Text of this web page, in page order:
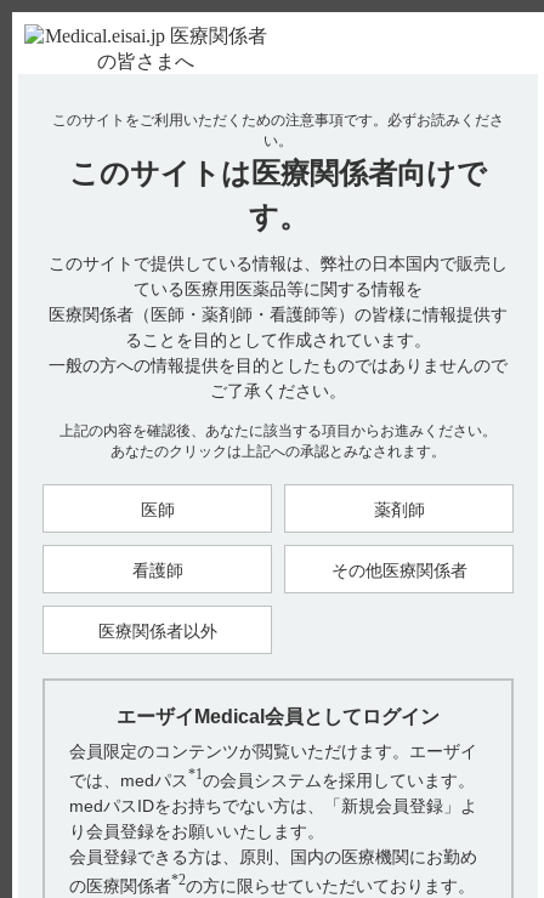
使用期限検索 Drug Information
No : 319
【フェロミア】 腎機能障害の患者に関する注意
事項を教えてください。
【フェロミア】
腎機能障害の患者に関する注意事項を教えてください。
電子添文には、腎機能障害の患者に関する注意事項は設定され
ていません。（引用1）
1）フェロミア錠50mg･顆粒8.3％電子添文2023年7月改訂（第1
版） 9．特定の背景を有する患者に関する注意
【更新年月】
関連するQ&A
【ベサコリン】 製品名の由来について教えてください。
【エクフィナ】 海外での承認状況及び発売国について教
えてください。
このサイトをご利用いただくための注意事項です。 必ずお読みくださ
い。
このサイトは 医療関係者向けで
す。
このサイトで提供している情報は、弊社の日本国内で販売し
ている医療用医薬品等に関する情報を
医療関係者（医師・薬剤師・看護師等）の皆様に情報提供す
ることを目的として作成されています。
一般の方への情報提供を目的としたものではありませんので
ご了承ください。
上記の内容を確認後、あなたに該当する項目からお進みください。
あなたのクリックは上記への承認とみなされます。
医師 薬剤師
看護師 その他医療関係者
医療関係者以外
エーザイMedical会員としてログイン
会員限定のコンテンツが閲覧いただけます。エーザイ
では、medパス*1の会員システムを採用しています。
medパスIDをお持ちでない方は、「新規会員登録」よ
り会員登録をお願いいたします。
会員登録できる方は、原則、国内の医療機関にお勤め
の医療関係者*2の方に限らせていただいております。